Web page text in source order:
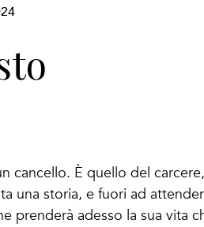
cancello. È quello del
una storia, e fuori ad
prenderà adesso la sua vita